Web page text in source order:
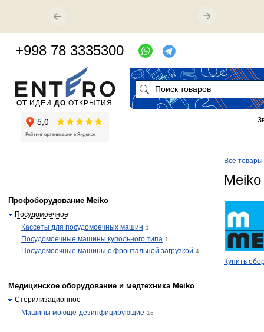
Все товары
Купить
Профоборудование Meiko
Посудомоечное
Кассеты для посудомоечных машин 1
Посудомоечные машины купольного типа 1
Посудомоечные машины с фронтальной загрузкой 4
Медицинское оборудование и медтехника Meiko
Стерилизационное
Машины моюще-дезинфицирующие 16
ОТ ИДЕИ ДО ОТКРЫТИЯ
+998 78 3335300